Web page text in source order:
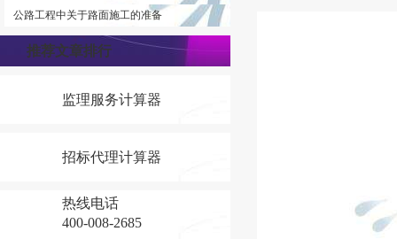
公路工程中关于路面施工的准备
推荐文章排行
监理服务计算器
招标代理计算器
热线电话
400-008-2685